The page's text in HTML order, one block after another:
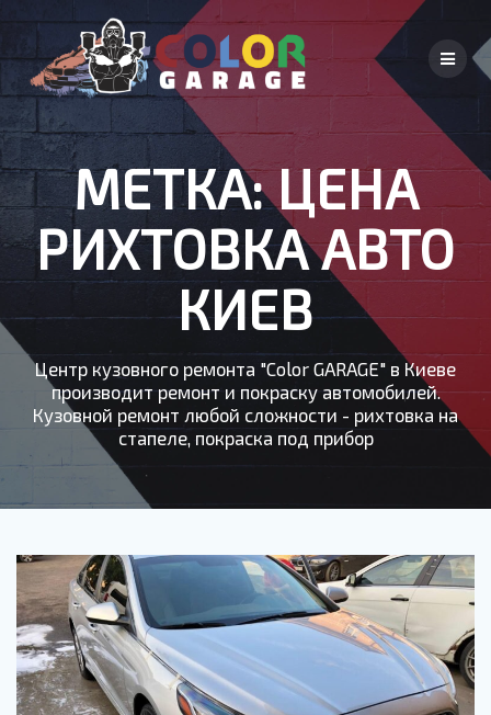
to
content
МЕТКА:ЦЕНА
РИХТОВКА АВТО
КИЕВ
Центр кузовного ремонта "Color GARAGE" в Киеве
производит ремонт и покраску автомобилей.
Кузовной ремонт любой сложности - рихтовка на
стапеле, покраска под прибор